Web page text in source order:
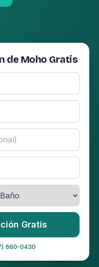
de Moho Gratis
Gratis
660-0430